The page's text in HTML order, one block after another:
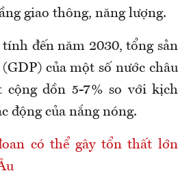
giao thông, năng lượng.
đến năm 2030, tổng sản
của một số nước châu
dồn 5-7% so với kịch
động của nắng nóng.
có thể gây tổn thất lớn